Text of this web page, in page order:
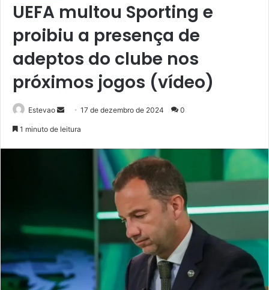
UEFA multou Sporting e
proibiu a presença de
adeptos do clube nos
próximos jogos (vídeo)
Estevao
Mande17 de dezembro de 2024 0
1 minuto de leitura